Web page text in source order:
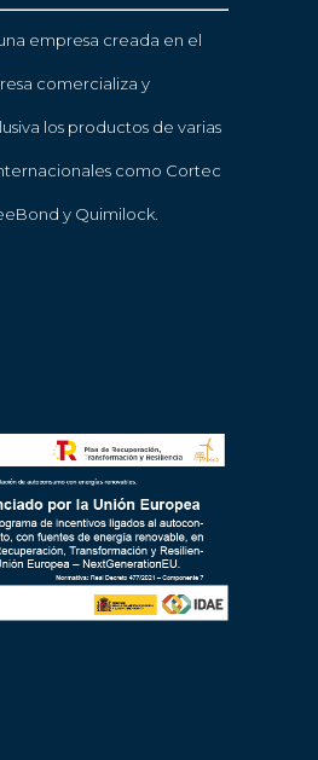
empresa creada en el
comercializa y
los productos de varias
como Cortec
y Quimilock.